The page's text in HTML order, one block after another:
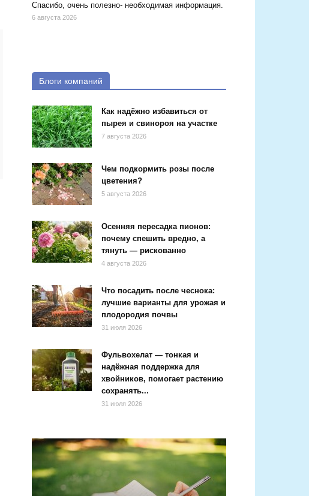
Спасибо, очень полезно- необходимая информация.
6 августа 2026
Блоги компаний
Как надёжно избавиться от
пырея и свинороя на участке
7 августа 2026
Чем подкормить розы после
цветения?
5 августа 2026
Осенняя пересадка пионов:
почему спешить вредно, а
тянуть — рискованно
4 августа 2026
Что посадить после чеснока:
лучшие варианты для урожая и
плодородия почвы
31 июля 2026
Фульвохелат — тонкая и
надёжная поддержка для
хвойников, помогает растению
сохранять...
31 июля 2026